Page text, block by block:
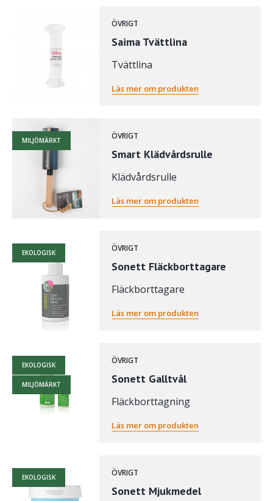
ÖVRIGT
Saima Tvättlina
Tvättlina
Läs mer om produkten
MILJÖMÄRKT ÖVRIGT
Smart Klädvårdsrulle
Klädvårdsrulle
Läs mer om produkten
EKOLOGISK ÖVRIGT
Sonett Fläckborttagare
Fläckborttagare
Läs mer om produkten
EKOLOGISK
MILJÖMÄRKT
ÖVRIGT
Sonett Galltvål
Fläckborttagning
Läs mer om produkten
EKOLOGISK ÖVRIGT
Sonett Mjukmedel